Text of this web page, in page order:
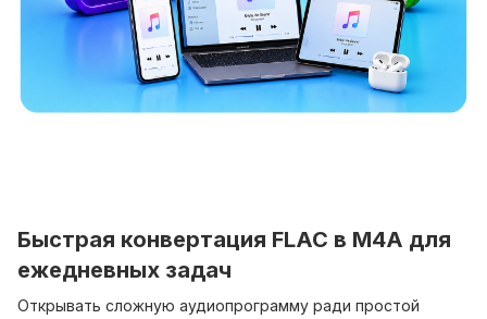
Быстрая конвертация FLAC в M4A для
ежедневных задач
Открывать сложную аудиопрограмму ради простой